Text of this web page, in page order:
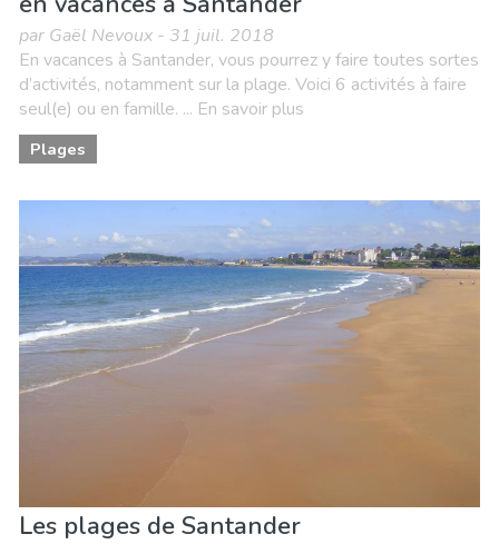
par Gaël Nevoux - 31 juil. 2018
En vacances à Santander, vous pourrez y faire toutes sortes
d’activités, notamment sur la plage. Voici 6 activités à faire
seul(e) ou en famille. ... En savoir plus
Plages
Les plages de Santander